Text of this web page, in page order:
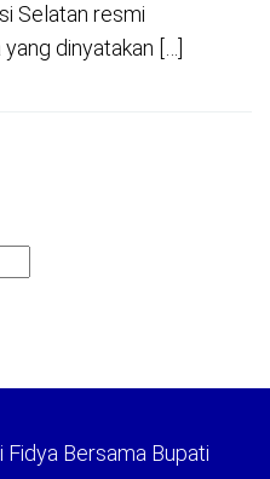
Selatan resmi
dinyatakan […]